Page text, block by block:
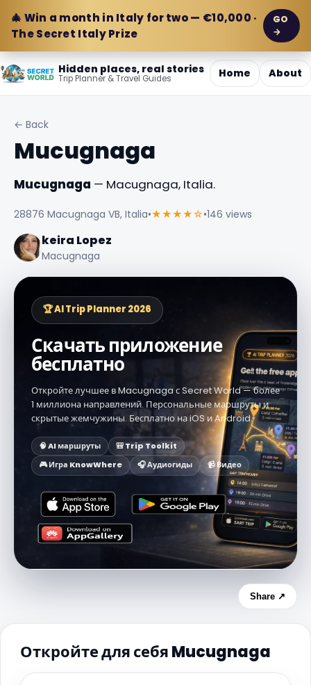
🎄 Win a month in Italy for two — €10,000 ·
The Secret Italy Prize
GO
→
Hidden places, real stories
Trip Planner & Travel Guides Home About
← Back
Mucugnaga
Mucugnaga — Macugnaga, Italia.
28876 Macugnaga VB, Italia•★★★★☆•146 views
keira Lopez
Macugnaga
🏆 AI Trip Planner 2026
Скачать приложение
бесплатно
Откройте лучшее в Macugnaga с Secret World — более
1 миллиона направлений. Персональные маршруты и
скрытые жемчужины. Бесплатно на iOS и Android.
🧠 AI маршруты
🎒 Trip Toolkit
🎮 Игра KnowWhere
🎧 Аудиогиды 📹 Видео
Share ↗
Откройте для себя Mucugnaga